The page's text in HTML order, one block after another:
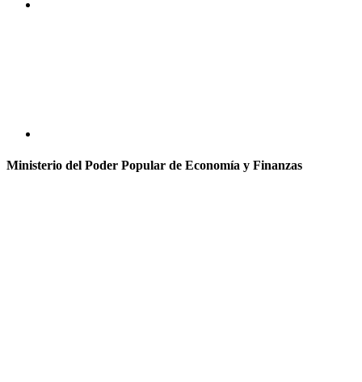
Ministerio del Poder Popular de Economía y Finanzas